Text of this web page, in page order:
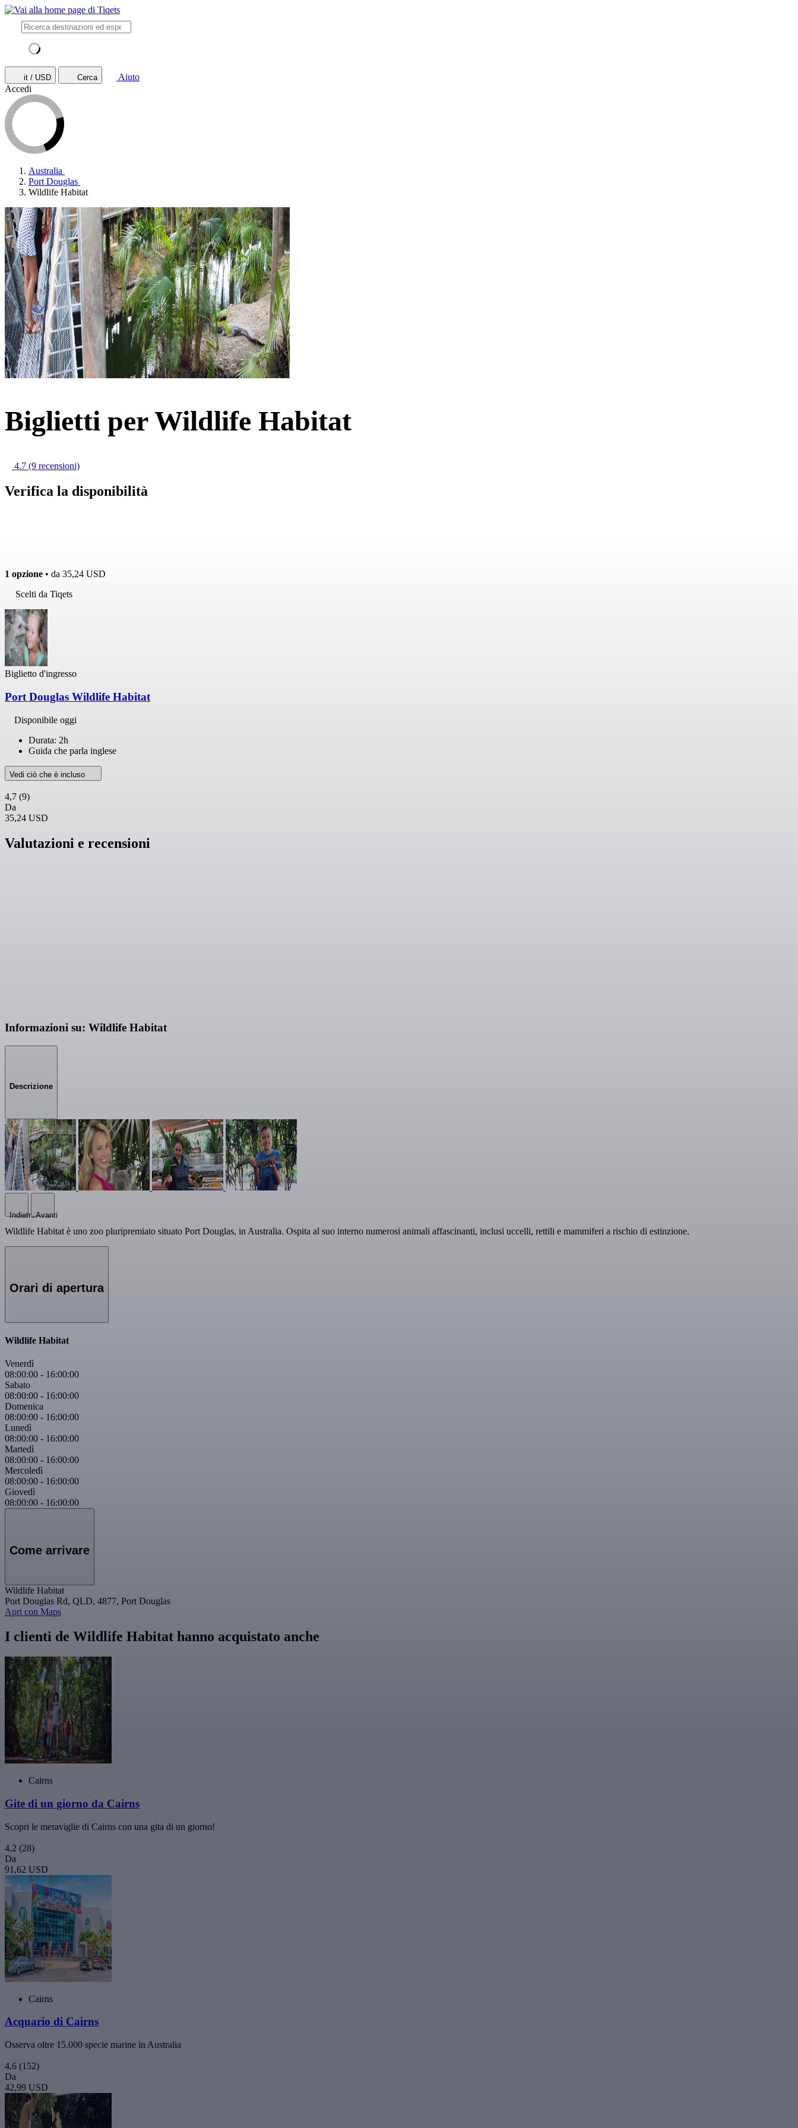
it / USD Cerca
Aiuto
Accedi
Australia
Port Douglas
Wildlife Habitat
Biglietti per Wildlife Habitat
4.7 (9 recensioni)
Verifica la disponibilità
1 opzione • da 35,24 USD
Scelti da Tiqets
Biglietto d'ingresso
Port Douglas Wildlife Habitat
Disponibile oggi
Durata: 2h
Guida che parla inglese
Vedi ciò che è incluso
4,7 (9)
Da
35,24 USD
Valutazioni e recensioni
Informazioni su: Wildlife Habitat
Descrizione
IndietroAvanti
Wildlife Habitat è uno zoo pluripremiato situato Port Douglas, in Australia. Ospita al suo interno numerosi animali affascinanti, inclusi uccelli, rettili e mammiferi a rischio di estinzione.
Orari di apertura
Wildlife Habitat
Venerdì
08:00:00 - 16:00:00
Sabato
08:00:00 - 16:00:00
Domenica
08:00:00 - 16:00:00
Lunedì
08:00:00 - 16:00:00
Martedì
08:00:00 - 16:00:00
Mercoledì
08:00:00 - 16:00:00
Giovedì
08:00:00 - 16:00:00
Come arrivare
Wildlife Habitat
Port Douglas Rd, QLD, 4877, Port Douglas
Apri con Maps
I clienti de Wildlife Habitat hanno acquistato anche
Cairns
Gite di un giorno da Cairns
Scopri le meraviglie di Cairns con una gita di un giorno!
4,2 (28)
Da
91,62 USD
Cairns
Acquario di Cairns
Osserva oltre 15.000 specie marine in Australia
4,6 (152)
Da
42,99 USD